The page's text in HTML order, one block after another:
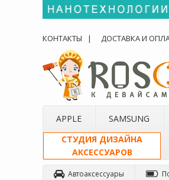
КОНТАКТЫ ДОСТАВКА И
APPLE SAMSUNG
СТУДИЯ ДИЗАЙНА
АКСЕССУАРОВ
Автоаксессуары